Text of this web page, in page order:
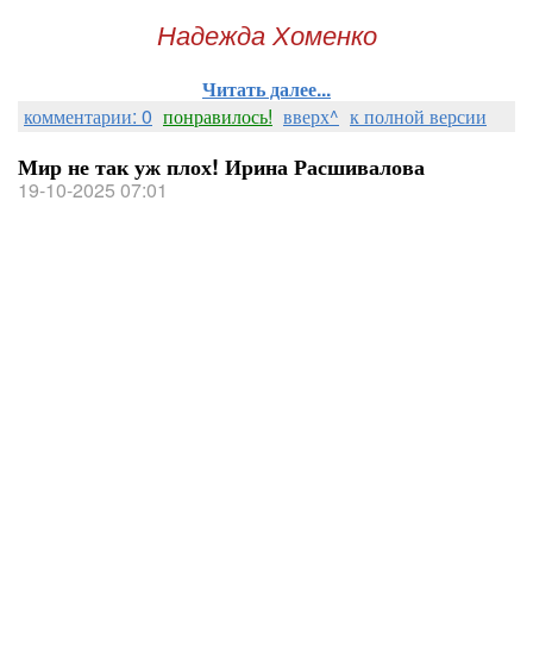
Надежда Хоменко
Читать далее...
комментарии: 0 понравилось! вверх^ к полной версии
Мир не так уж плох! Ирина Расшивалова
19-10-2025 07:01